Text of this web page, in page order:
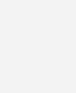
Novellierung des
[21. Juli 2023]
und